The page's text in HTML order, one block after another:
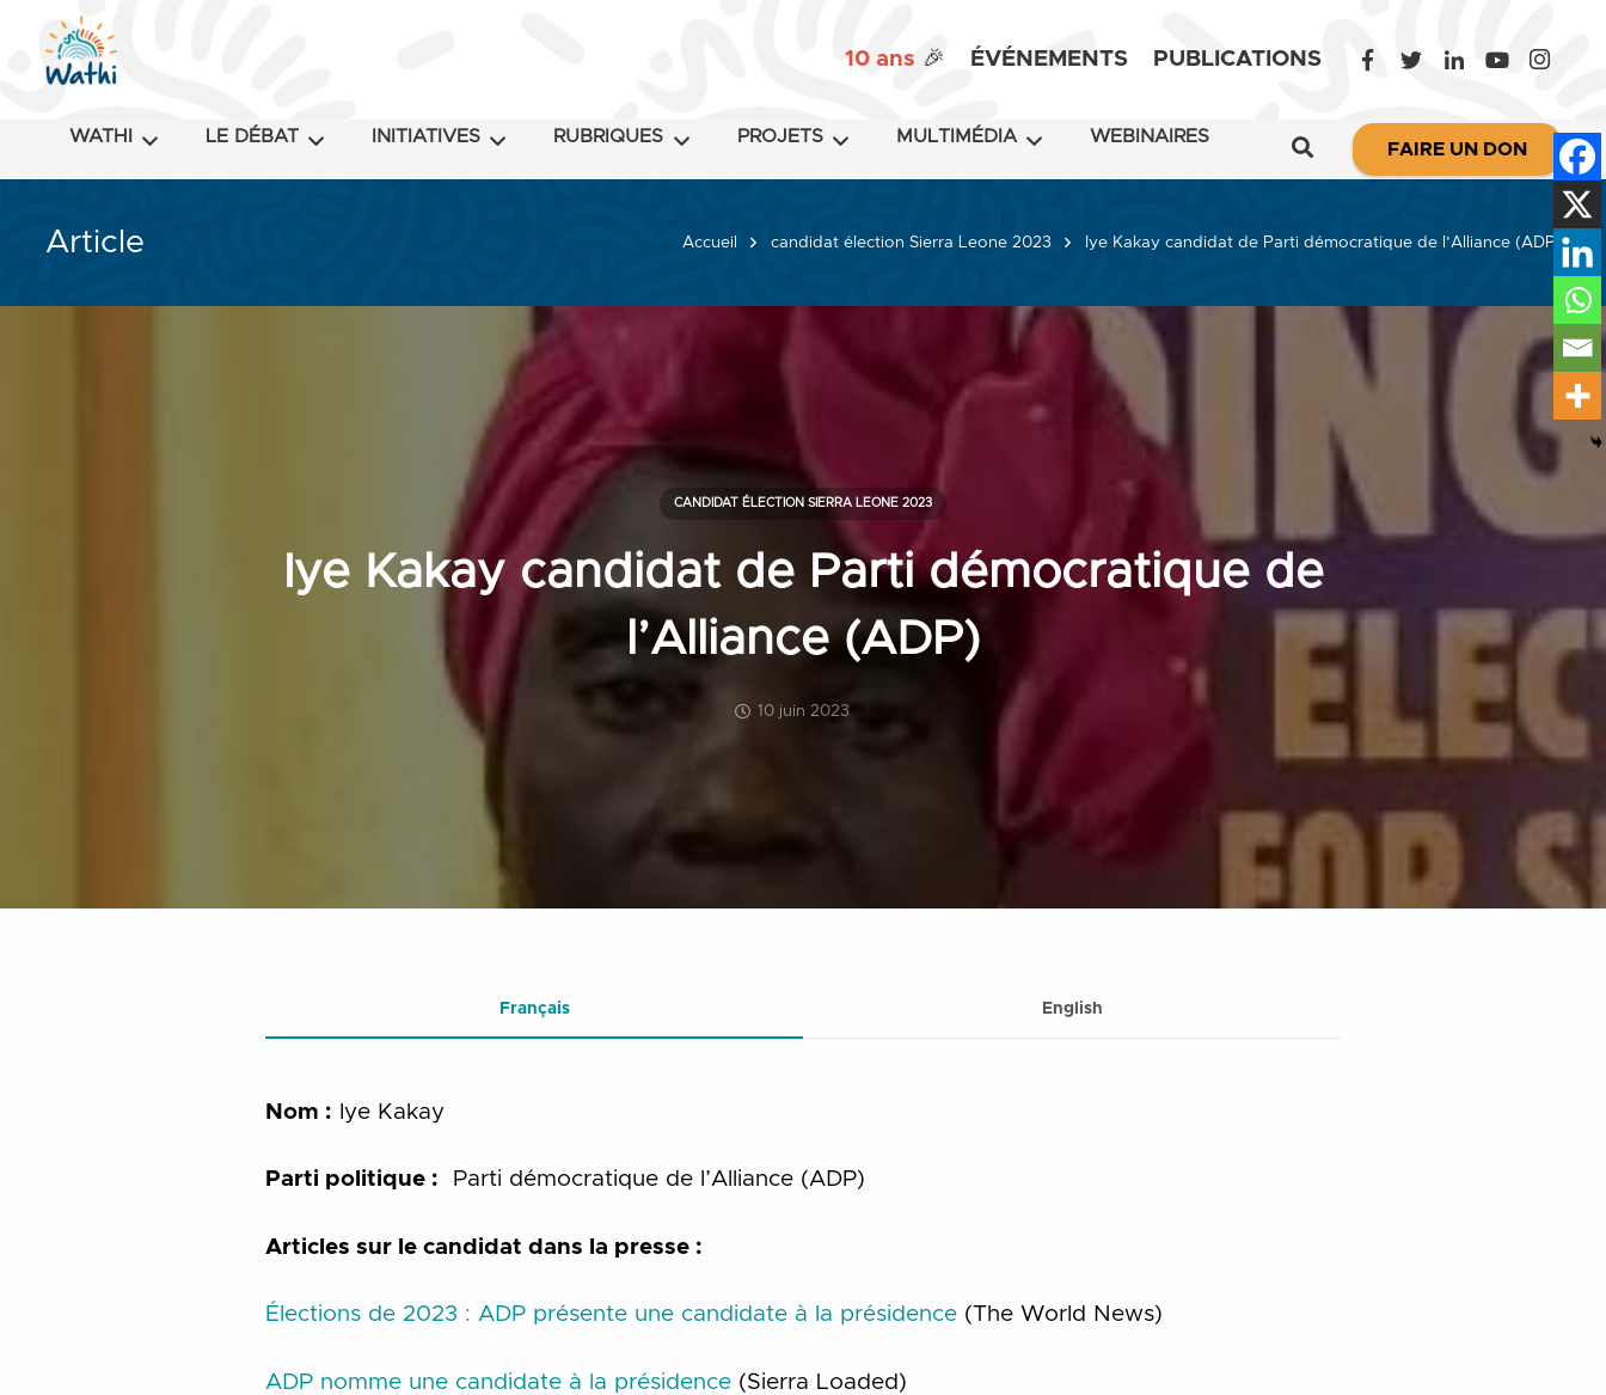
10 ans 🎉 ÉVÉNEMENTS PUBLICATIONS
WATHI LE DÉBAT INITIATIVES RUBRIQUES PROJETS MULTIMÉDIA WEBINAIRES
FAIRE UN DON
Article Accueil candidat élection Sierra Leone 2023 Iye Kakay candidat de Parti démocratique de l’Alliance (ADP)
Iye Kakay candidat de Parti démocratique de
l’Alliance (ADP)
10 juin 2023
CANDIDAT ÉLECTION SIERRA LEONE 2023
Français English
Nom : Iye Kakay
Parti politique : Parti démocratique de l’Alliance (ADP)
Articles sur le candidat dans la presse :
Élections de 2023 : ADP présente une candidate à la présidence (The World News)
ADP nomme une candidate à la présidence (Sierra Loaded)